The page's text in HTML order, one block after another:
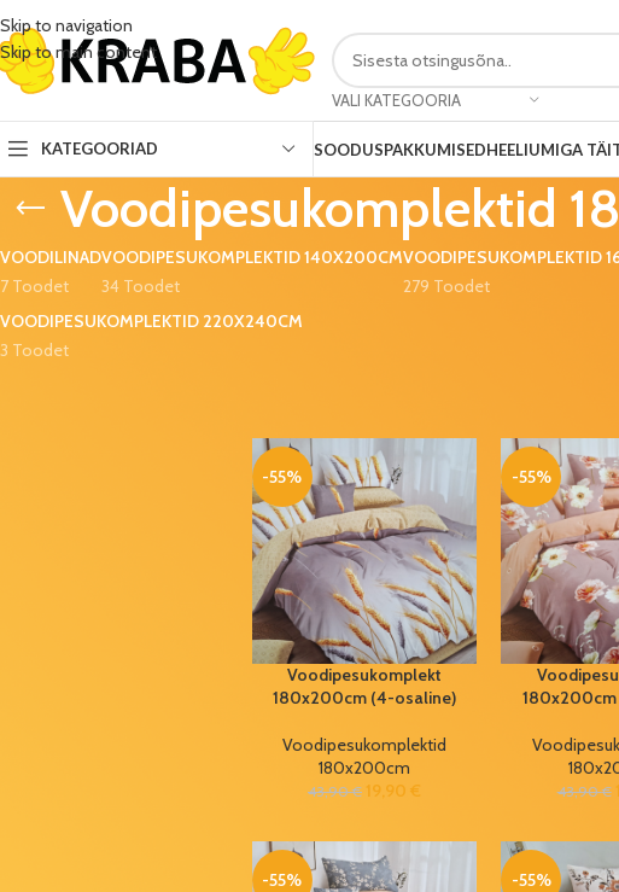
Skip to navigation
Skip to main content
VALI KATEGOORIA
KATEGOORIAD SOODUSPAKKUMISEDHEELIUMIGA
Voodipesukomplektid
VOODILINAD
7 Toodet
VOODIPESUKOMPLEKTID 140X200CM
34 Toodet
VOODIPESUKOMPLEKTID
279 Toodet
VOODIPESUKOMPLEKTID 220X240CM
3 Toodet
-55%
Voodipesukomplekt
180x200cm (4-osaline)
Voodipesukomplektid
180x200cm
43,90€ 19,90 €
-55%
43,90€
-55% -55%